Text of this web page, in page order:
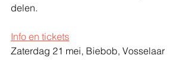
delen.
Info en tickets
Zaterdag 21 mei, Biebob, Vosselaar